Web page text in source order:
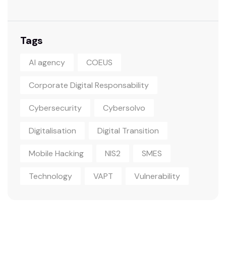
Tags
AI agency COEUS
Corporate Digital Responsability
Cybersecurity Cybersolvo
Digitalisation Digital Transition
Mobile Hacking NIS2 SMES
Technology VAPT Vulnerability